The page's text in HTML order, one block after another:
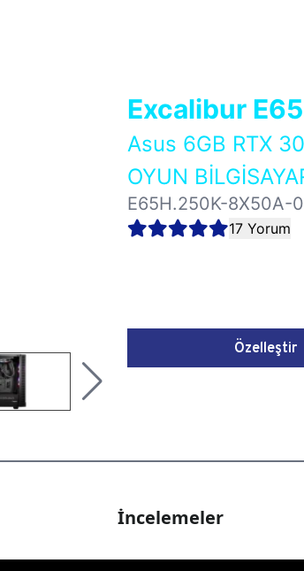
Excalibur
Asus 6GB RTX
OYUN
E65H.250K-8X50A-
17 Yorum
Özelleştir
İncelemeler